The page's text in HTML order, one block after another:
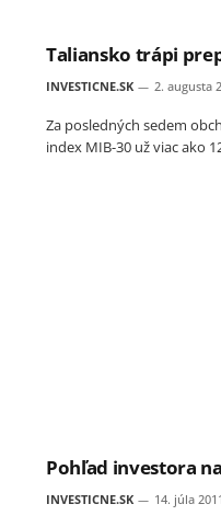
Taliansko trápi
INVESTICNE.SK 2. augusta
Za posledných sedem
index MIB-30 už viac ako
Pohľad investora
INVESTICNE.SK 14. júla 2011